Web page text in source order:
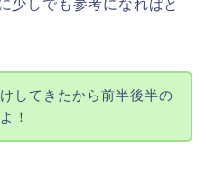
少しでも参考になればと
してきたから前半後半の
！